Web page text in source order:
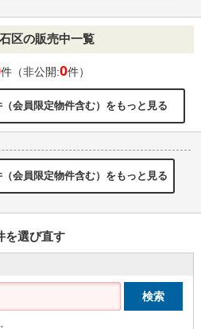
区の販売中一覧
件（非公開:0件）
会員限定物件含む）をもっと見る
会員限定物件含む）をもっと見る
を選び直す